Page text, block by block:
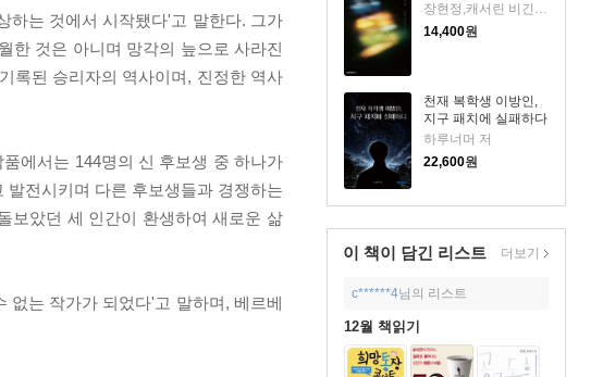
장현정,캐서린 비긴즈 저
14,400원
천재 복학생 이방인,
지구 패치에 실패하다
하루너머 저
22,600원
이 책이 담긴 리스트 더보기
c******4님의 리스트
12월 책읽기
하는 것에서 시작됐다'고 말한다. 그가
한 것은 아니며 망각의 늪으로 사라진
록된 승리자의 역사이며, 진정한 역사
에서는 144명의 신 후보생 중 하나가
전시키며 다른 후보생들과 경쟁하는
보았던 세 인간이 환생하여 새로운 삶
없는 작가가 되었다'고 말하며, 베르베